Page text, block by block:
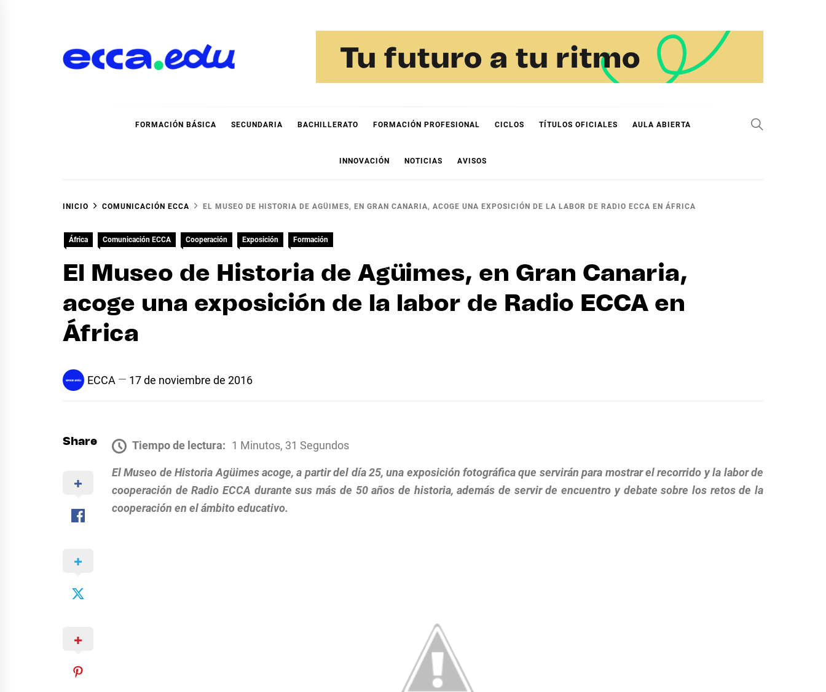
FORMACIÓN BÁSICA SECUNDARIA BACHILLERATO FORMACIÓN PROFESIONAL CICLOS TÍTULOS OFICIALES AULA ABIERTA
INNOVACIÓN NOTICIAS AVISOS
INICIO COMUNICACIÓN ECCA EL MUSEO DE HISTORIA DE AGÜIMES, EN GRAN CANARIA, ACOGE UNA EXPOSICIÓN DE LA LABOR DE RADIO ECCA EN ÁFRICA
África Comunicación ECCA Cooperación Exposición Formación
El Museo de Historia de Agüimes, en Gran Canaria,
acoge una exposición de la labor de Radio ECCA en
África
ECCA 17 de noviembre de 2016
Share Tiempo de lectura: 1 Minutos, 31 Segundos
El Museo de Historia Agüimes acoge, a partir del día 25, una exposición fotográfica que servirán para mostrar el recorrido y la labor de
cooperación de Radio ECCA durante sus más de 50 años de historia, además de servir de encuentro y debate sobre los retos de la
cooperación en el ámbito educativo.